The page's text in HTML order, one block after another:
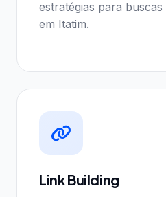
estratégias para buscas
em Itatim.
Link Building